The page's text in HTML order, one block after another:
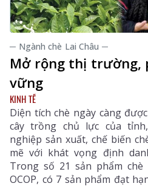
─ Ngành chè Lai Châu ─
Mở rộng thị trường,
vững
KINH TẾ
Diện tích chè ngày càng
cây trồng chủ lực của
nghiệp sản xuất, chế biến
mẽ với khát vọng định
Trong số 21 sản phẩm
OCOP, có 7 sản phẩm đạt